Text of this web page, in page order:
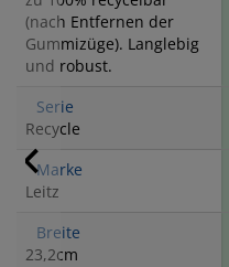
(nach Entfernen der
Gummizüge). Langlebig
und robust.
Serie
Recycle
Marke
Leitz
Breite
23,2cm